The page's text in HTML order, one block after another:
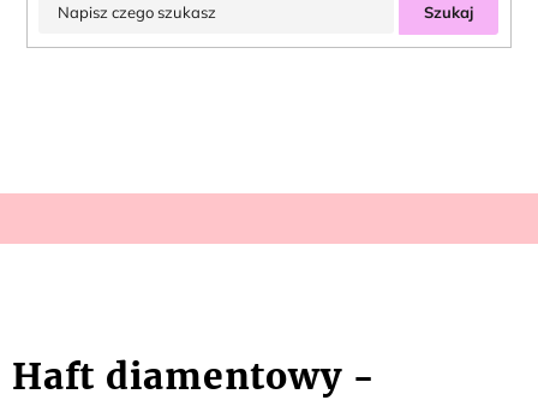
Szukaj
Haft diamentowy -